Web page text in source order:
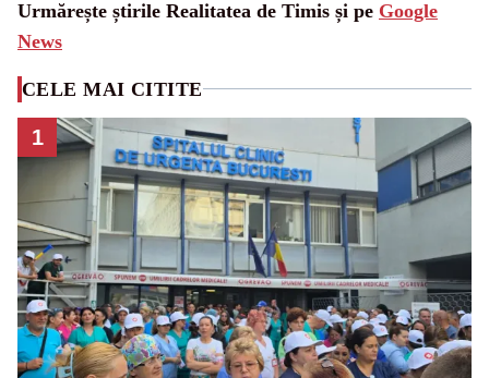
Urmărește știrile Realitatea de Timis și pe Google
News
CELE MAI CITITE
1